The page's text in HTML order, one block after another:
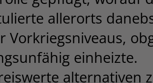
allerorts
Vorkriegsniveaus,
einheizte.
alternativen